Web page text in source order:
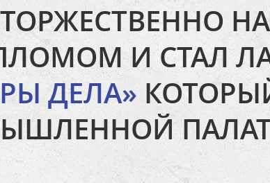
И СТАЛ
ДЕЛА»